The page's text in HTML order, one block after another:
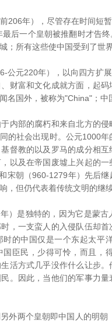
年），尽管存在时间短暂
后一个皇朝被推翻时才告
；所有这些使中国受到了世
元220年），以向四方扩
财富和文化成就方面，起
名国外，被称为"China"；中
部的腐朽和来自北方的侵
的社会出现时。公元1000
督教的以及罗马的成分相
以及在帝国废墟上兴起的
宋朝（960-1279年）先后
但仍代表着传统文明的继续
是独特的，因为它是蒙古
，一支蛮人的入侵队伍却
的中国仅是一个东起太
臣民，少得可怜，而且，
活方式几乎没作什么让步
。因此，当他们的军事力
两个皇朝即中国人的明朝